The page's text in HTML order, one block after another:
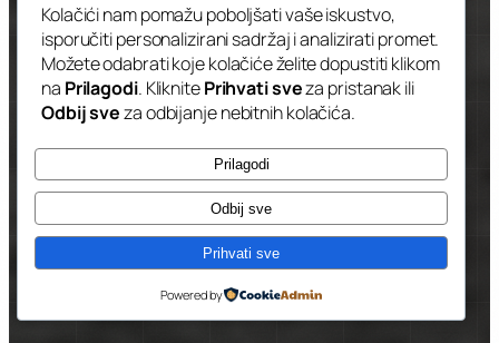
Kolačići nam pomažu poboljšati vaše iskustvo,
isporučiti personalizirani sadržaj i analizirati promet.
Možete odabrati koje kolačiće želite dopustiti klikom
na Prilagodi. KliknitePrihvati sveza pristanak ili
Odbij sveza odbijanje nebitnih kolačića.
Prilagodi
Odbij sve
Prihvati sve
Powered by